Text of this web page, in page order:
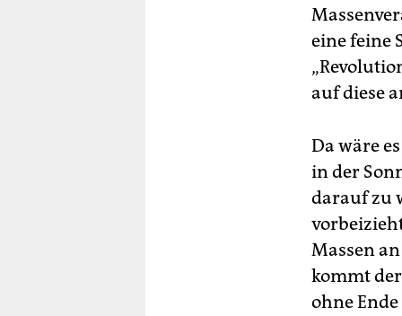
eine feine
auf diese
Da wäre
in der
darauf zu
Massen
kommt
ohne